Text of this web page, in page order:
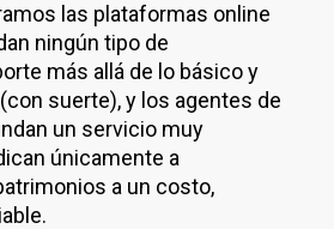
las plataformas online
ningún tipo de
más allá de lo básico y
suerte), y los agentes de
un servicio muy
únicamente a
a un costo,